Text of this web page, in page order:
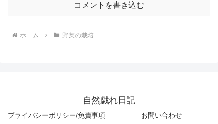
コメントを書き込む
ホーム 野菜の栽培
自然戯れ日記
プライバシーポリシー/免責事項 お問い合わせ